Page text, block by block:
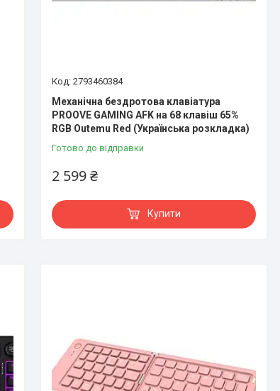
2793460384
Механічна бездротова клавіатура
PROOVE GAMING AFK на 68 клавіш 65%
RGB Outemu Red (Українська розкладка)
Готово до відправки
2 599 ₴
Купити